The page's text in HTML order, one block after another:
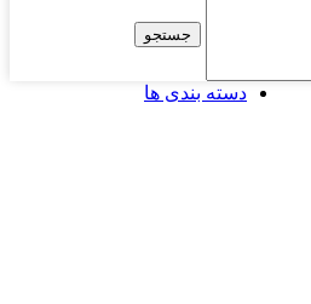
جستجو
دسته بندی ها